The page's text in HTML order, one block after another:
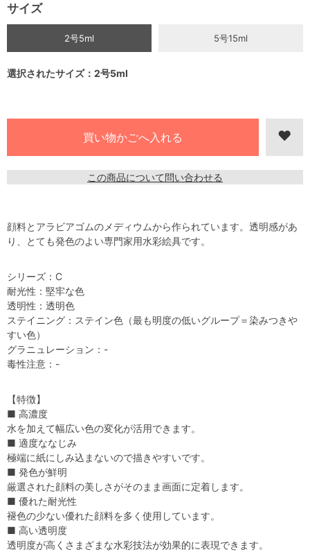
サイズ
2号5ml 5号15ml
選択されたサイズ：2号5ml
この商品について問い合わせる
顔料とアラビアゴムのメディウムから作られています。透明感があ
り、とても発色のよい専門家用水彩絵具です。
シリーズ：C
耐光性：堅牢な色
透明性：透明色
ステイニング：ステイン色（最も明度の低いグループ＝染みつきや
すい色）
グラニュレーション：-
毒性注意：-
【特徴】
■ 高濃度
水を加えて幅広い色の変化が活用できます。
■ 適度ななじみ
極端に紙にしみ込まないので描きやすいです。
■ 発色が鮮明
厳選された顔料の美しさがそのまま画面に定着します。
■ 優れた耐光性
褪色の少ない優れた顔料を多く使用しています。
■ 高い透明度
透明度が高くさまざまな水彩技法が効果的に表現できます。